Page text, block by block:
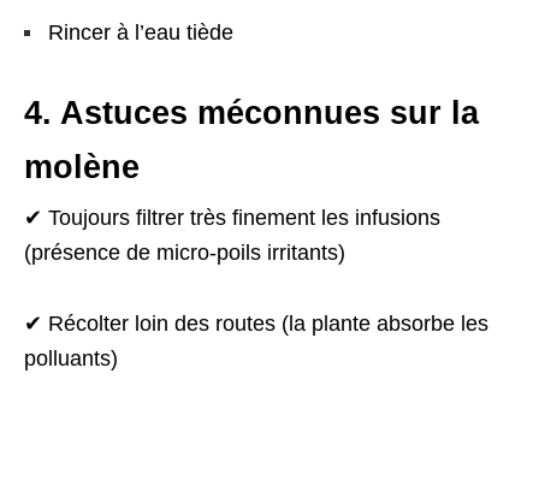
Rincer à l’eau tiède
4. Astuces méconnues sur la
molène
✔ Toujours filtrer très finement les infusions
(présence de micro-poils irritants)
✔ Récolter loin des routes (la plante absorbe les
polluants)